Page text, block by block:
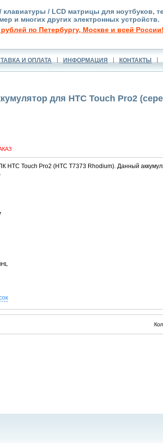
/ LCD матрицы для ноутбуков,
и многих других электронных устройств.
рублей по Петербургу, Москве и всей России!
И ОПЛАТА ИНФОРМАЦИЯ КОНТАКТЫ
для HTC Touch Pro2
HTC Touch Pro2 (HTC T7373 Rhodium). Данный